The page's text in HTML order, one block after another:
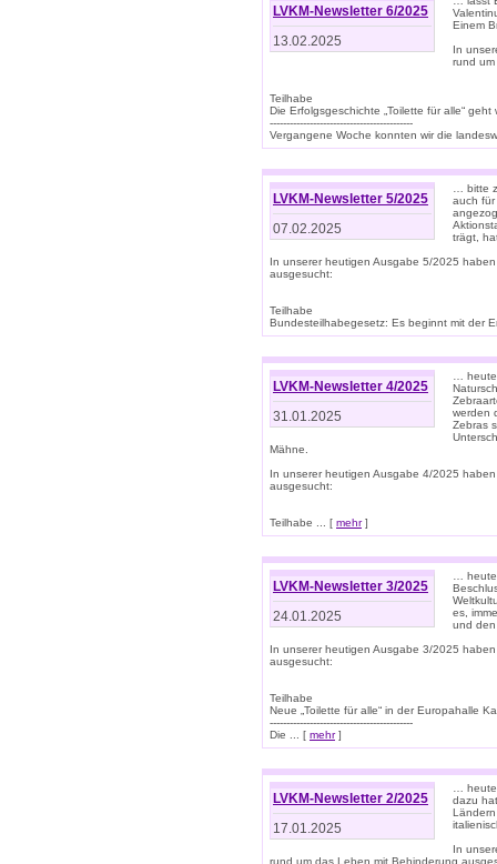
LVKM-Newsletter 6/2025
13.02.2025
Einem
In
rund
Teilhabe
Die Erfolgsgeschichte „Toilette für alle“
-------------------------------------------
Vergangene Woche konnten wir die
LVKM-Newsletter 5/2025
07.02.2025
… bitte
auch für
trägt,
In unserer heutigen Ausgabe 5/2025
ausgesucht:
Teilhabe
Bundesteilhabegesetz: Es beginnt mit der
LVKM-Newsletter 4/2025
31.01.2025
…
werden
Zebras
Mähne.
In unserer heutigen Ausgabe 4/2025
ausgesucht:
Teilhabe ... [ mehr]
LVKM-Newsletter 3/2025
24.01.2025
…
es,
und
In unserer heutigen Ausgabe 3/2025
ausgesucht:
Teilhabe
Neue „Toilette für alle“ in der Europahalle
-------------------------------------------
Die ... [ mehr]
LVKM-Newsletter 2/2025
17.01.2025
…
dazu
In
rund um das Leben mit Behinderung